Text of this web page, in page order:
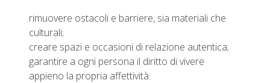
rimuovere ostacoli e barriere, sia materiali che
culturali;
creare spazi e occasioni di relazione autentica;
garantire a ogni persona il diritto di vivere
appieno la propria affettività.